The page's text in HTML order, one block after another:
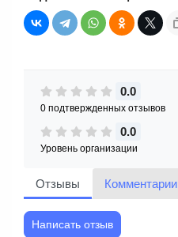
0.0
0 подтвержденных отзывов
0.0
Уровень организации
Отзывы Комментарии
Написать отзыв